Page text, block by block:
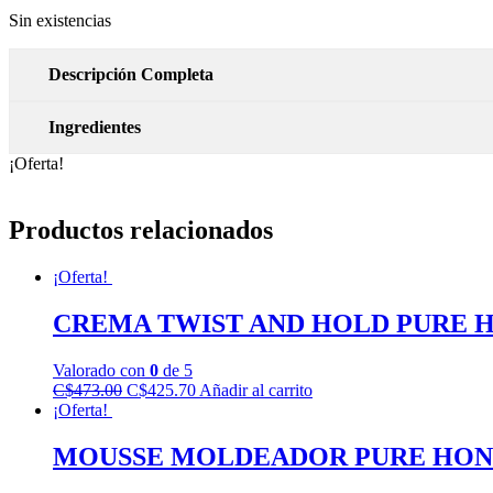
original
Sin existencias
Descripción Completa
Ingredientes
¡Oferta!
Productos relacionados
¡Oferta!
CREMA TWIST AND HOLD PURE
Valorado con 0 de 5
C$473.00 El
era:
C$473.00.
C$425.70 El
es:
C$425.70.
Añadir al carrito
¡Oferta!
MOUSSE MOLDEADOR PURE